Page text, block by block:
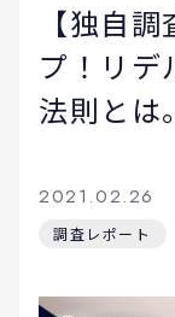
【独自
プ！リデ
法則とは。
2021.02.26
調査レポート